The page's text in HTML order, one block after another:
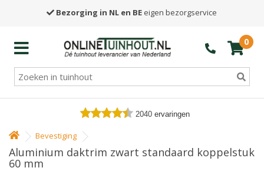
Bezorging in NL en BE eigen bezorgservice
0
2040 ervaringen
Bevestiging
Aluminium daktrim zwart standaard koppelstuk
60 mm